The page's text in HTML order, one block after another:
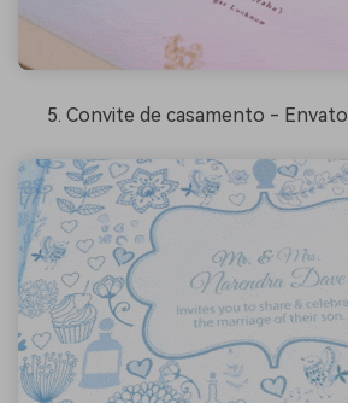
Convite de casamento - Envato